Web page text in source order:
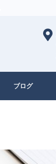
ブログ